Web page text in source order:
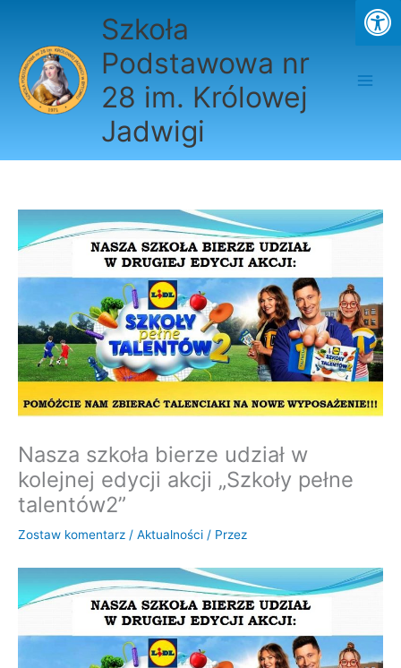
Szkoła
Podstawowa nr
28 im. Królowej
Jadwigi
Nasza szkoła bierze udział w
kolejnej edycji akcji „Szkoły pełne
talentów2”
Zostaw komentarz / Aktualności / Przez